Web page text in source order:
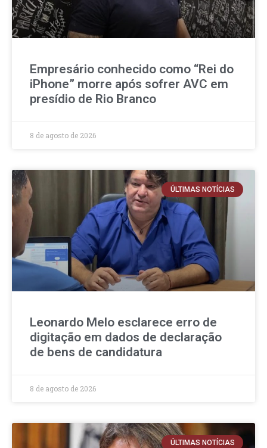
Empresário conhecido como “Rei do
iPhone” morre após sofrer AVC em
presídio de Rio Branco
8 de agosto de 2026
ÚLTIMAS NOTÍCIAS
Leonardo Melo esclarece erro de
digitação em dados de declaração
de bens de candidatura
8 de agosto de 2026
ÚLTIMAS NOTÍCIAS